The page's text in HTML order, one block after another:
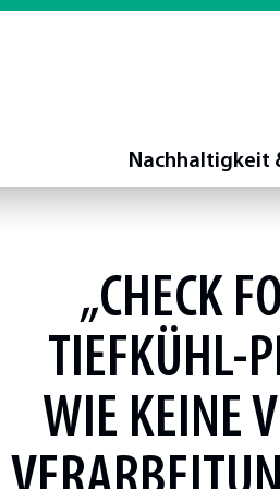
Nachhaltigkeit
„CHECK
TIEFKÜHL-
WIE KEINE